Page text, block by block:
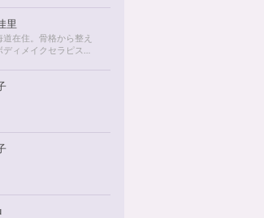
里
道在住。骨格から整え
ディメイクセラピスト
ら、タイが大好きにな
する情報などを発信し